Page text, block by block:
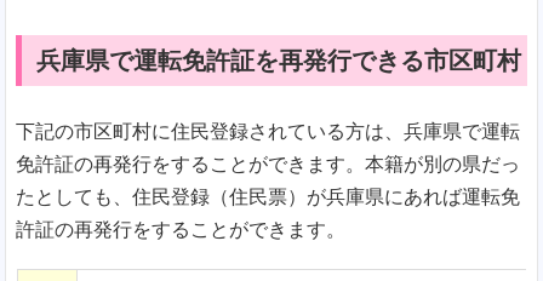
兵庫県で運転免許証を再発行できる市区町村
下記の市区町村に住民登録されている方は、兵庫県で運転
免許証の再発行をすることができます。本籍が別の県だっ
たとしても、住民登録（住民票）が兵庫県にあれば運転免
許証の再発行をすることができます。